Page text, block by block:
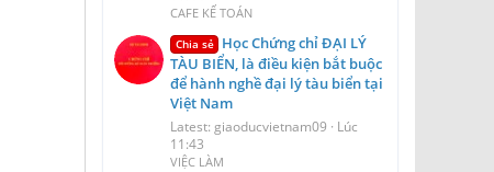
CAFE KẾ TOÁN
Chia sẻ Học Chứng chỉ ĐẠI LÝ
TÀU BIỂN, là điều kiện bắt buộc
để hành nghề đại lý tàu biển tại
Việt Nam
Latest: giaoducvietnam09
Lúc
11:43
VIỆC LÀM